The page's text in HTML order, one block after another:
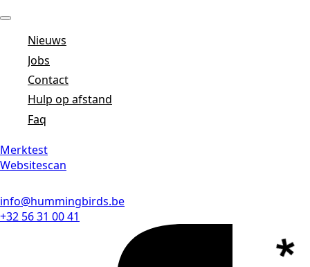
Nieuws
Jobs
Contact
Hulp op afstand
Faq
Merktest
Websitescan
info@hummingbirds.be
+32 56 31 00 41